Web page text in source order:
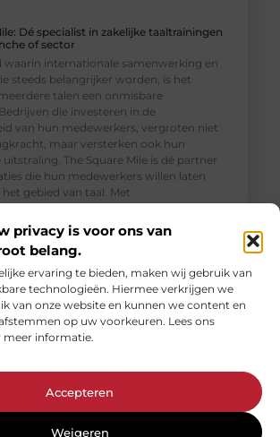
privacy is voor ons van
belang.
ervaring te bieden, maken wij gebruik van
technologieën. Hiermee verkrijgen we
van onze website en kunnen we content en
op uw voorkeuren. Lees ons
meer informatie.
Accepteren
Weigeren
Dé specialist in zakelijke taaltrainingen
of sector
waarin internationale samenwerking en
steeds belangrijker worden, is het
talen een onmisbare
die investeren in de
van hun medewerkers, vergroten niet
maar versterken ook hun
uitstraling. The Square Mile is dé partner
die hun medewerkers willen laten
het gebied van taal. Met
voor overtollig textiel